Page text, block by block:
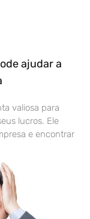
ajudar a
valiosa para
lucros. Ele
e encontrar